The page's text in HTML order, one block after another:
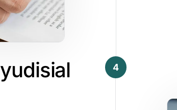
yudisial
4